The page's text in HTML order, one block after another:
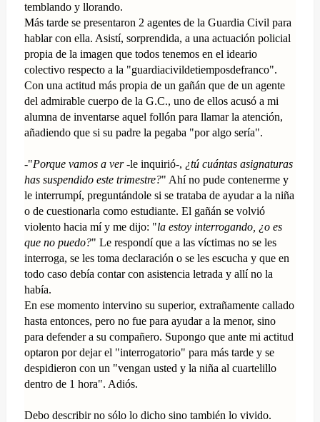
temblando y llorando.
Más tarde se presentaron 2 agentes de la Guardia Civil para
hablar con ella. Asistí, sorprendida, a una actuación policial
propia de la imagen que todos tenemos en el ideario
colectivo respecto a la "guardiacivildetiemposdefranco".
Con una actitud más propia de un gañán que de un agente
del admirable cuerpo de la G.C., uno de ellos acusó a mi
alumna de inventarse aquel follón para llamar la atención,
añadiendo que si su padre la pegaba "por algo sería".
-"Porque vamos a ver-le inquirió-, ¿tú cuántas asignaturas
has suspendido este trimestre?" Ahí no pude contenerme y
le interrumpí, preguntándole si se trataba de ayudar a la niña
o de cuestionarla como estudiante. El gañán se volvió
violento hacia mí y me dijo: "la estoy interrogando, ¿o es
que no puedo?" Le respondí que a las víctimas no se les
interroga, se les toma declaración o se les escucha y que en
todo caso debía contar con asistencia letrada y allí no la
había.
En ese momento intervino su superior, extrañamente callado
hasta entonces, pero no fue para ayudar a la menor, sino
para defender a su compañero. Supongo que ante mi actitud
optaron por dejar el "interrogatorio" para más tarde y se
despidieron con un "vengan usted y la niña al cuartelillo
dentro de 1 hora". Adiós.
Debo describir no sólo lo dicho sino también lo vivido.